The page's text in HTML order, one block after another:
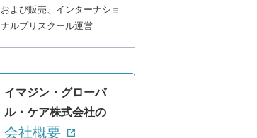
および販売、インターナショ
ナルプリスクール運営
イマジン・グローバ
ル・ケア株式会社の
会社概要